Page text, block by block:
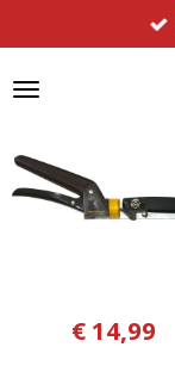
direct
naar
€ 14,99